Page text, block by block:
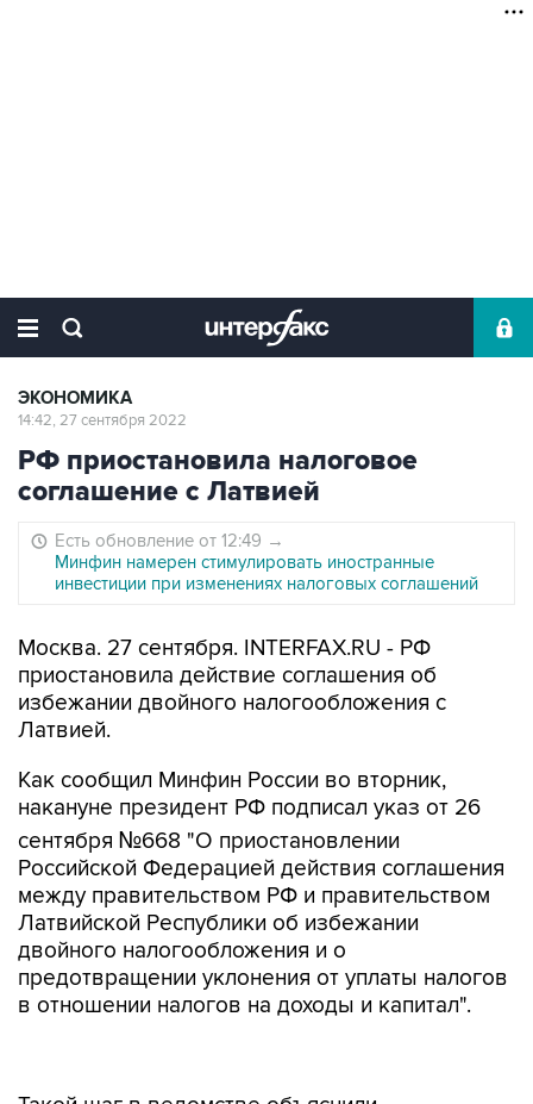
ЭКОНОМИКА
14:42, 27 сентября 2022
РФ приостановила налоговое
соглашение с Латвией
Есть обновление от 12:49 →
Минфин намерен стимулировать иностранные
инвестиции при изменениях налоговых соглашений
Москва. 27 сентября. INTERFAX.RU - РФ
приостановила действие соглашения об
избежании двойного налогообложения с
Латвией.
Как сообщил Минфин России во вторник,
накануне президент РФ подписал указ от 26
сентября №668 "О приостановлении
Российской Федерацией действия соглашения
между правительством РФ и правительством
Латвийской Республики об избежании
двойного налогообложения и о
предотвращении уклонения от уплаты налогов
в отношении налогов на доходы и капитал".